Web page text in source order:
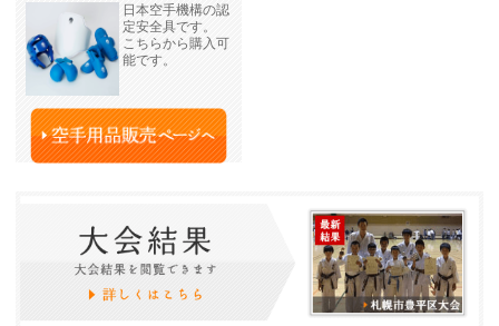
日本空手機構の認
定安全具です。
こちらから購入可
能です。